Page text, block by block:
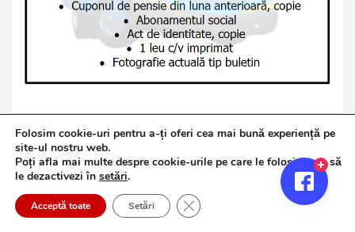
Copyright © 2026Jurnalul de Brăila
Politică de confidențialitate
Theme Horse
Proudly Powered by:WordPress
Folosim cookie-uri pentru a-ți oferi cea mai bună experiență pe
site-ul nostru web.
Poți afla mai multe despre cookie-urile pe care le folosim sau să
le dezactivezi în setări.
Acceptă toate Setări Close GDPR Cookie Banner